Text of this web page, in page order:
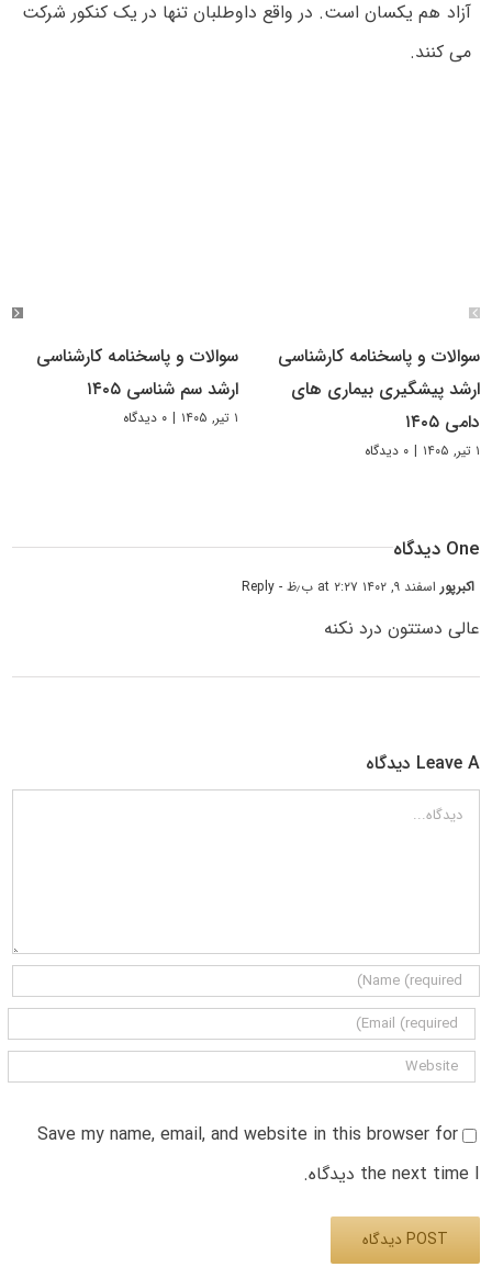
آزاد هم یکسان است. در واقع داوطلبان تنها در یک کنکور شرکت
می کنند.
سوالات و پاسخنامه کارشناسی
ارشد پیشگیری بیماری های
دامی ۱۴۰۵
۱ تیر, ۱۴۰۵ | ۰ دیدگاه
سوالات و پاسخنامه کارشناسی
ارشد سم شناسی ۱۴۰۵
۱ تیر, ۱۴۰۵ | ۰ دیدگاه
One دیدگاه
اکبرپوراسفند ۹, ۱۴۰۲ at ۲:۲۷ ب٫ظ - Reply
عالی دستتون درد نکنه
Leave A دیدگاه
دیدگاه
Save my name, email, and website in this browser for
the next time I دیدگاه.